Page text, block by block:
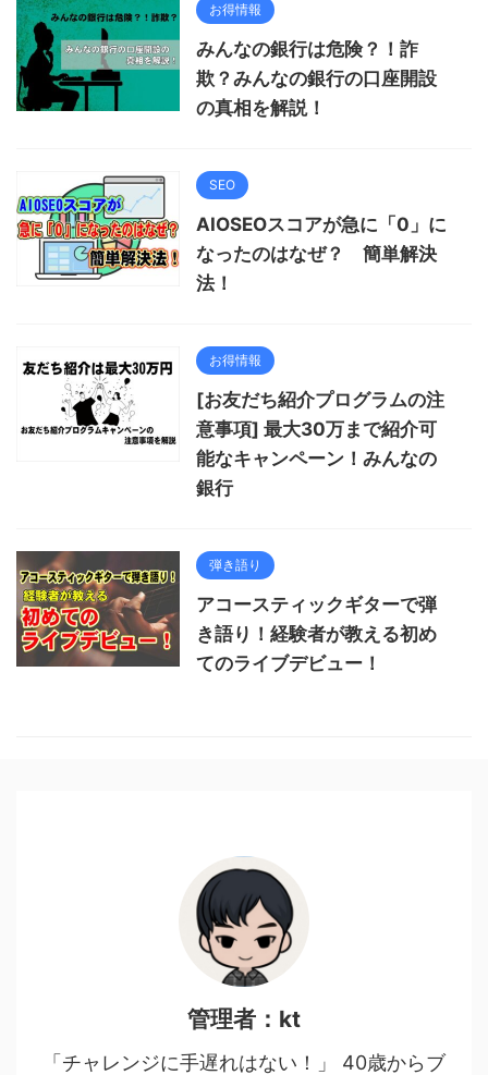
お得情報
みんなの銀行は危険？！詐
欺？みんなの銀行の口座開設
の真相を解説！
SEO
AIOSEOスコアが急に「0」に
なったのはなぜ？ 簡単解決
法！
お得情報
[お友だち紹介プログラムの注
意事項] 最大30万まで紹介可
能なキャンペーン！みんなの
銀行
弾き語り
アコースティックギターで弾
き語り！経験者が教える初め
てのライブデビュー！
管理者：kt
「チャレンジに手遅れはない！」 40歳からブ